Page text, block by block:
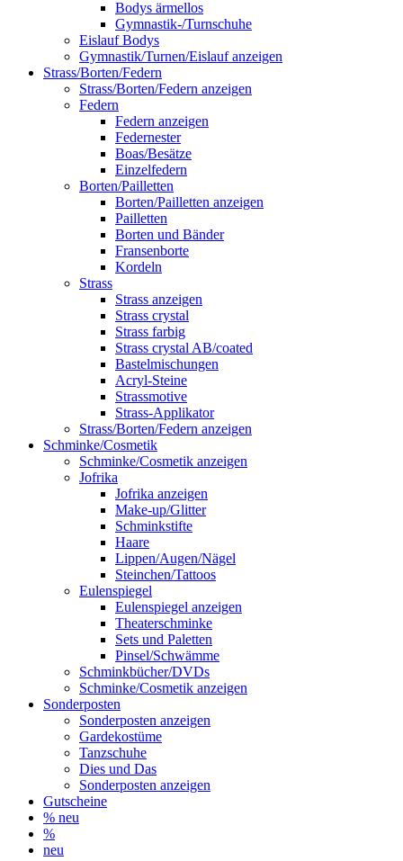
Bodys ärmellos
Gymnastik-/Turnschuhe
Eislauf Bodys
Gymnastik/Turnen/Eislauf anzeigen
Strass/Borten/Federn
Strass/Borten/Federn anzeigen
Federn
Federn anzeigen
Federnester
Boas/Besätze
Einzelfedern
Borten/Pailletten
Borten/Pailletten anzeigen
Pailletten
Borten und Bänder
Fransenborte
Kordeln
Strass
Strass anzeigen
Strass crystal
Strass farbig
Strass crystal AB/coated
Bastelmischungen
Acryl-Steine
Strassmotive
Strass-Applikator
Strass/Borten/Federn anzeigen
Schminke/Cosmetik
Schminke/Cosmetik anzeigen
Jofrika
Jofrika anzeigen
Make-up/Glitter
Schminkstifte
Haare
Lippen/Augen/Nägel
Steinchen/Tattoos
Eulenspiegel
Eulenspiegel anzeigen
Theaterschminke
Sets und Paletten
Pinsel/Schwämme
Schminkbücher/DVDs
Schminke/Cosmetik anzeigen
Sonderposten
Sonderposten anzeigen
Gardekostüme
Tanzschuhe
Dies und Das
Sonderposten anzeigen
Gutscheine
% neu
%
neu